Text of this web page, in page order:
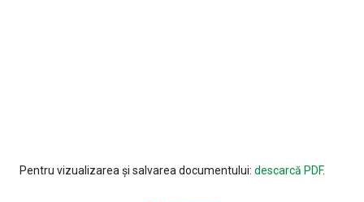
Pentru vizualizarea și salvarea documentului: descarcă PDF.